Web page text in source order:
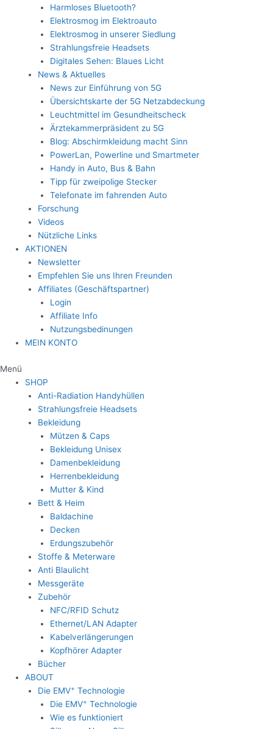
Harmloses Bluetooth?
Elektrosmog im Elektroauto
Elektrosmog in unserer Siedlung
Strahlungsfreie Headsets
Digitales Sehen: Blaues Licht
News & Aktuelles
News zur Einführung von 5G
Übersichtskarte der 5G Netzabdeckung
Leuchtmittel im Gesundheitscheck
Ärztekammerpräsident zu 5G
Blog: Abschirmkleidung macht Sinn
PowerLan, Powerline und Smartmeter
Handy in Auto, Bus & Bahn
Tipp für zweipolige Stecker
Telefonate im fahrenden Auto
Forschung
Videos
Nützliche Links
AKTIONEN
Newsletter
Empfehlen Sie uns Ihren Freunden
Affiliates (Geschäftspartner)
Login
Affiliate Info
Nutzungsbedinungen
MEIN KONTO
Menü
SHOP
Anti-Radiation Handyhüllen
Strahlungsfreie Headsets
Bekleidung
Mützen & Caps
Bekleidung Unisex
Damenbekleidung
Herrenbekleidung
Mutter & Kind
Bett & Heim
Baldachine
Decken
Erdungszubehör
Stoffe & Meterware
Anti Blaulicht
Messgeräte
Zubehör
NFC/RFID Schutz
Ethernet/LAN Adapter
Kabelverlängerungen
Kopfhörer Adapter
Bücher
ABOUT
Die EMV+ Technologie
Die EMV+ Technologie
Wie es funktioniert